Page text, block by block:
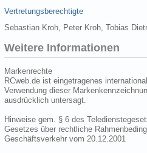
Vertretungsberechtigte
Sebastian Kroh, Peter Kroh, Tobias
Weitere Informationen
Markenrechte
RCweb.de ist eingetragenes
Verwendung dieser
ausdrücklich untersagt.
Hinweise gem. § 6 des
Gesetzes über rechtliche
Geschäftsverkehr vom 20.12.2001